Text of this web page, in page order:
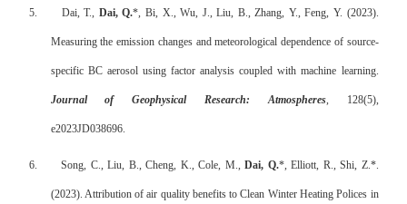
5. Dai, T., Dai, Q.*, Bi, X., Wu, J., Liu, B., Zhang, Y., Feng, Y. (2023).
Measuring the emission changes and meteorological dependence of source-
specific BC aerosol using factor analysis coupled with machine learning.
Journal of Geophysical Research: Atmospheres, 128(5),
e2023JD038696.
6. Song, C., Liu, B., Cheng, K., Cole, M.,Dai, Q.*, Elliott, R., Shi, Z.*.
(2023). Attribution of air quality benefits to Clean Winter Heating Polices in